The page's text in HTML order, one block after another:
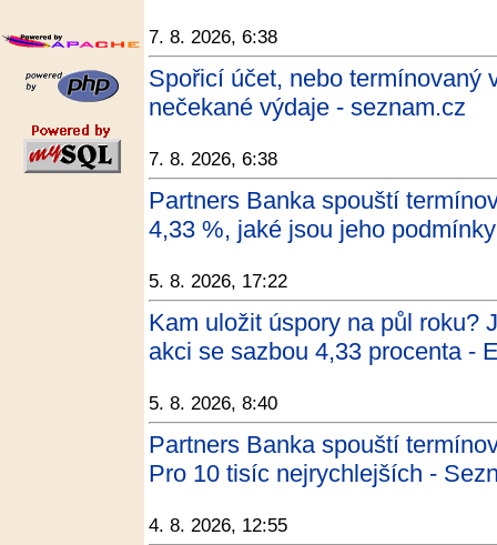
7. 8. 2026, 6:38
Spořicí účet, nebo termínovaný
nečekané výdaje - seznam.cz
7. 8. 2026, 6:38
Partners Banka spouští
4,33 %, jaké jsou jeho
5. 8. 2026, 17:22
Kam uložit úspory na půl roku?
akci se sazbou 4,33 procenta -
5. 8. 2026, 8:40
Partners Banka spouští
Pro 10 tisíc nejrychlejších -
4. 8. 2026, 12:55